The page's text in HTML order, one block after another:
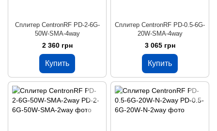
Сплитер CentronRF PD-2-6G-
50W-SMA-4way
2 360 грн
Купить
Сплитер CentronRF PD-0.5-6G-
20W-SMA-4way
3 065 грн
Купить